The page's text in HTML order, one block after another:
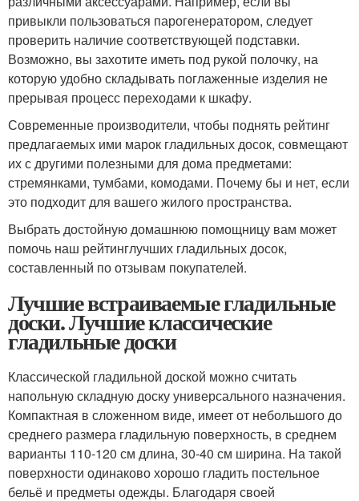
привыкли пользоваться парогенератором, следует
проверить наличие соответствующей подставки.
Возможно, вы захотите иметь под рукой полочку, на
которую удобно складывать поглаженные изделия не
прерывая процесс переходами к шкафу.
Современные производители, чтобы поднять рейтинг
предлагаемых ими марок гладильных досок, совмещают
их с другими полезными для дома предметами:
стремянками, тумбами, комодами. Почему бы и нет, если
это подходит для вашего жилого пространства.
Выбрать достойную домашнюю помощницу вам может
помочь наш рейтинглучших гладильных досок,
составленный по отзывам покупателей.
Лучшие встраиваемые гладильные
доски. Лучшие классические
гладильные доски
Классической гладильной доской можно считать
напольную складную доску универсального назначения.
Компактная в сложенном виде, имеет от небольшого до
среднего размера гладильную поверхность, в среднем
варианты 110-120 см длина, 30-40 см ширина. На такой
поверхности одинаково хорошо гладить постельное
бельё и предметы одежды. Благодаря своей